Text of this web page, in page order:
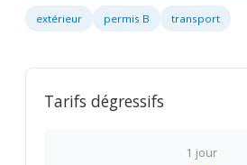
extérieur permis B transport
Tarifs dégressifs
1 jour